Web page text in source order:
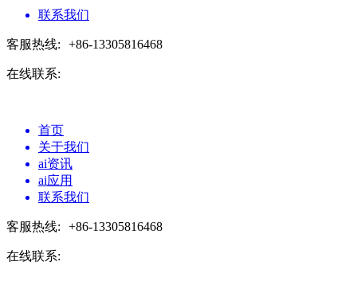
联系我们
客服热线: +86-13305816468
在线联系:
首页
关于我们
ai资讯
ai应用
联系我们
客服热线: +86-13305816468
在线联系: